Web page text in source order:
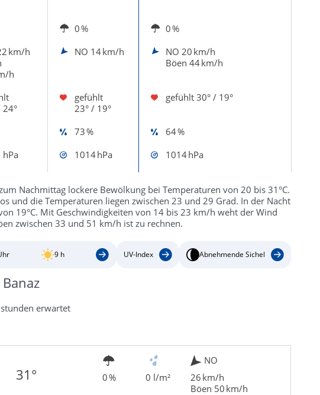
0 %
0 %
km/h
h
NO 14 km/h NO 20 km/h
Böen 44 km/h
24°
gefühlt
23° / 19°
gefühlt 30° / 19°
73 %
64 %
hPa 1014 hPa 1014 hPa
Nachmittag lockere Bewölkung bei Temperaturen von 20 bis 31°C.
und die Temperaturen liegen zwischen 23 und 29 Grad. In der Nacht
19°C. Mit Geschwindigkeiten von 14 bis 23 km/h weht der Wind
zwischen 33 und 51 km/h ist zu rechnen.
9 h UV-Index Abnehmende Sichel
erwartet
31° 0 % 0 l/m²
NO
26 km/h
Böen 50 km/h